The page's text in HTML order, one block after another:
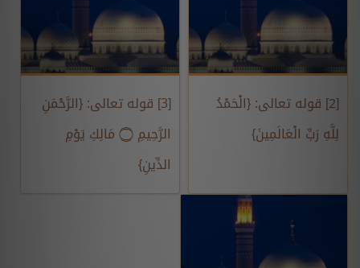
[2] قوله تعالى: {الْحَمْدُ
لِلَّهِ رَبِّ الْعَالَمِينَ}
[3] قوله تعالى: {الرَّحْمَنِ
الرَّحِيمِ ۝ مَالِكِ يَوْمِ
الدِّينِ}